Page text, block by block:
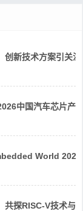
新技术方案引关注
中国汽车芯片产
World 2026
探RISC-V技术与